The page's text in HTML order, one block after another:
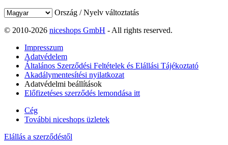
Ország / Nyelv változtatás
© 2010-2026 niceshops GmbH - All rights reserved.
Impresszum
Adatvédelem
Általános Szerződési Feltételek és Elállási Tájékoztató
Akadálymentesítési nyilatkozat
Adatvédelmi beállítások
Előfizetéses szerződés lemondása itt
Cég
További niceshops üzletek
Elállás a szerződéstől